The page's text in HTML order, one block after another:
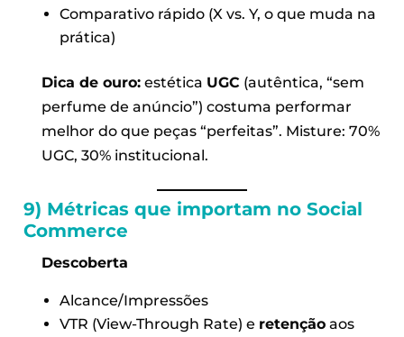
Comparativo rápido (X vs. Y, o que muda na
prática)
Dica de ouro: estética UGC (autêntica, “sem
perfume de anúncio”) costuma performar
melhor do que peças “perfeitas”. Misture: 70%
UGC, 30% institucional.
9) Métricas que importam no Social
Commerce
Descoberta
Alcance/Impressões
VTR (View-Through Rate) e retençãoaos